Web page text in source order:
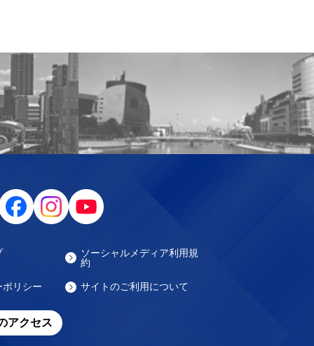
ソーシャルメディア利用規
約
リシー サイトのご利用について
アクセス